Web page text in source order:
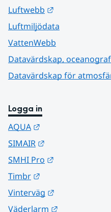
Luftwebb
Luftmiljödata
VattenWebb
Datavärdskap,
Datavärdskap för
Logga in
AQUA
SIMAIR
SMHI Pro
Timbr
Vinterväg
Väderlarm